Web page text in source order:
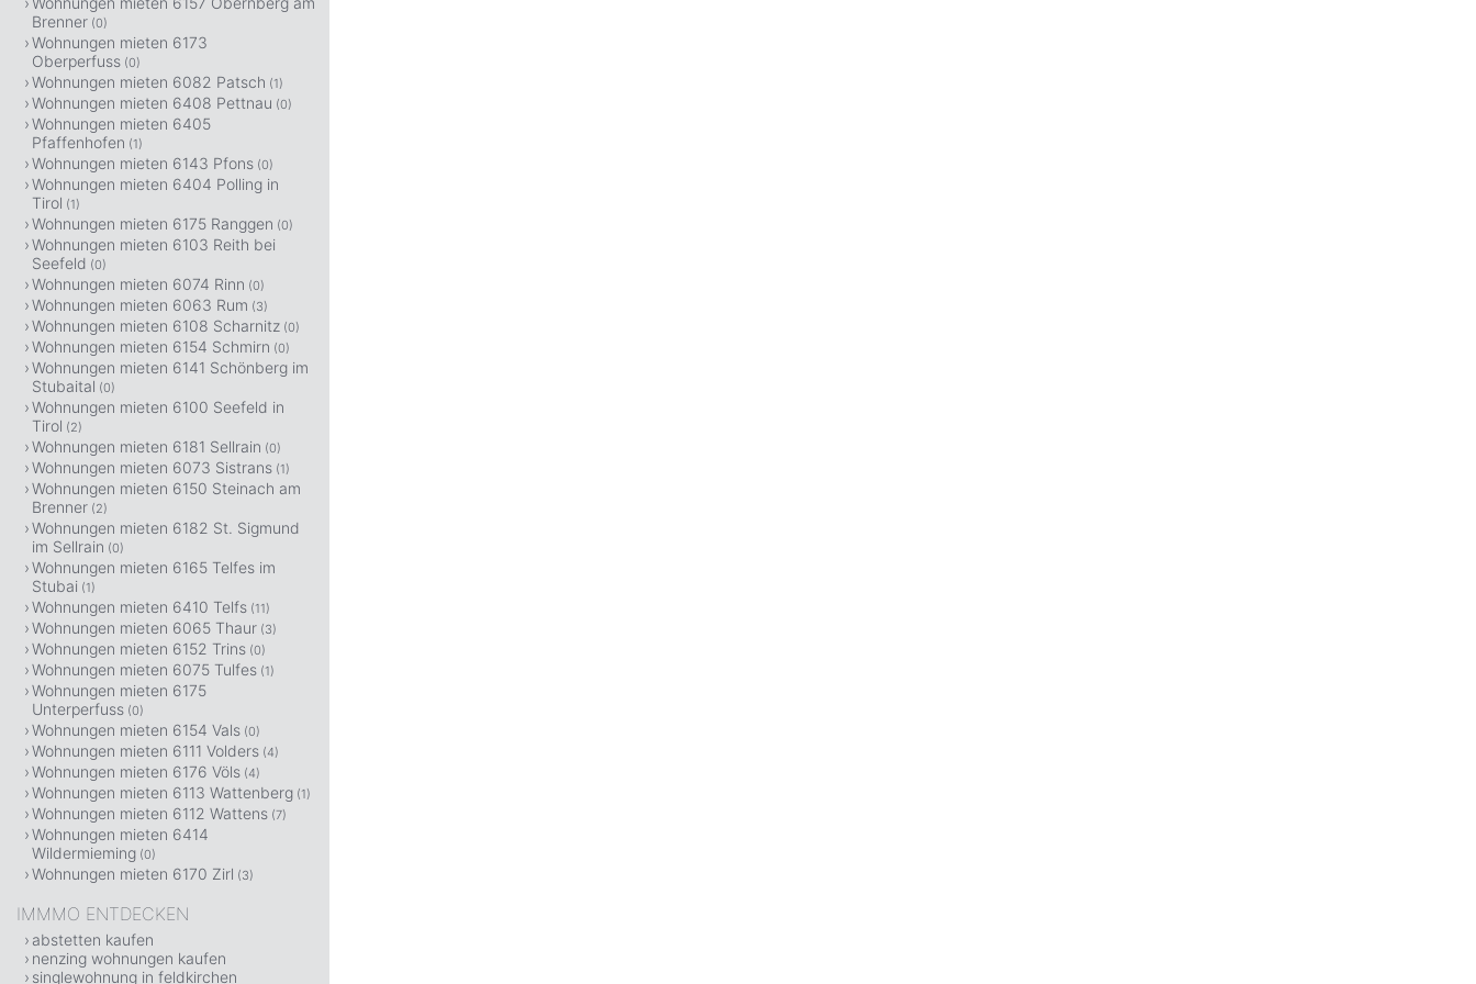
Brenner (0)
Wohnungen mieten 6173
Oberperfuss (0)
Wohnungen mieten 6082 Patsch (1)
Wohnungen mieten 6408 Pettnau (0)
Wohnungen mieten 6405
Pfaffenhofen (1)
Wohnungen mieten 6143 Pfons (0)
Wohnungen mieten 6404 Polling in
Tirol (1)
Wohnungen mieten 6175 Ranggen (0)
Wohnungen mieten 6103 Reith bei
Seefeld (0)
Wohnungen mieten 6074 Rinn (0)
Wohnungen mieten 6063 Rum (3)
Wohnungen mieten 6108 Scharnitz (0)
Wohnungen mieten 6154 Schmirn (0)
Wohnungen mieten 6141 Schönberg im
Stubaital (0)
Wohnungen mieten 6100 Seefeld in
Tirol (2)
Wohnungen mieten 6181 Sellrain (0)
Wohnungen mieten 6073 Sistrans (1)
Wohnungen mieten 6150 Steinach am
Brenner (2)
Wohnungen mieten 6182 St. Sigmund
im Sellrain (0)
Wohnungen mieten 6165 Telfes im
Stubai (1)
Wohnungen mieten 6410 Telfs (11)
Wohnungen mieten 6065 Thaur (3)
Wohnungen mieten 6152 Trins (0)
Wohnungen mieten 6075 Tulfes (1)
Wohnungen mieten 6175
Unterperfuss (0)
Wohnungen mieten 6154 Vals (0)
Wohnungen mieten 6111 Volders (4)
Wohnungen mieten 6176 Völs (4)
Wohnungen mieten 6113 Wattenberg (1)
Wohnungen mieten 6112 Wattens (7)
Wohnungen mieten 6414
Wildermieming (0)
Wohnungen mieten 6170 Zirl (3)
IMMMO ENTDECKEN
abstetten kaufen
nenzing wohnungen kaufen
singlewohnung in feldkirchen